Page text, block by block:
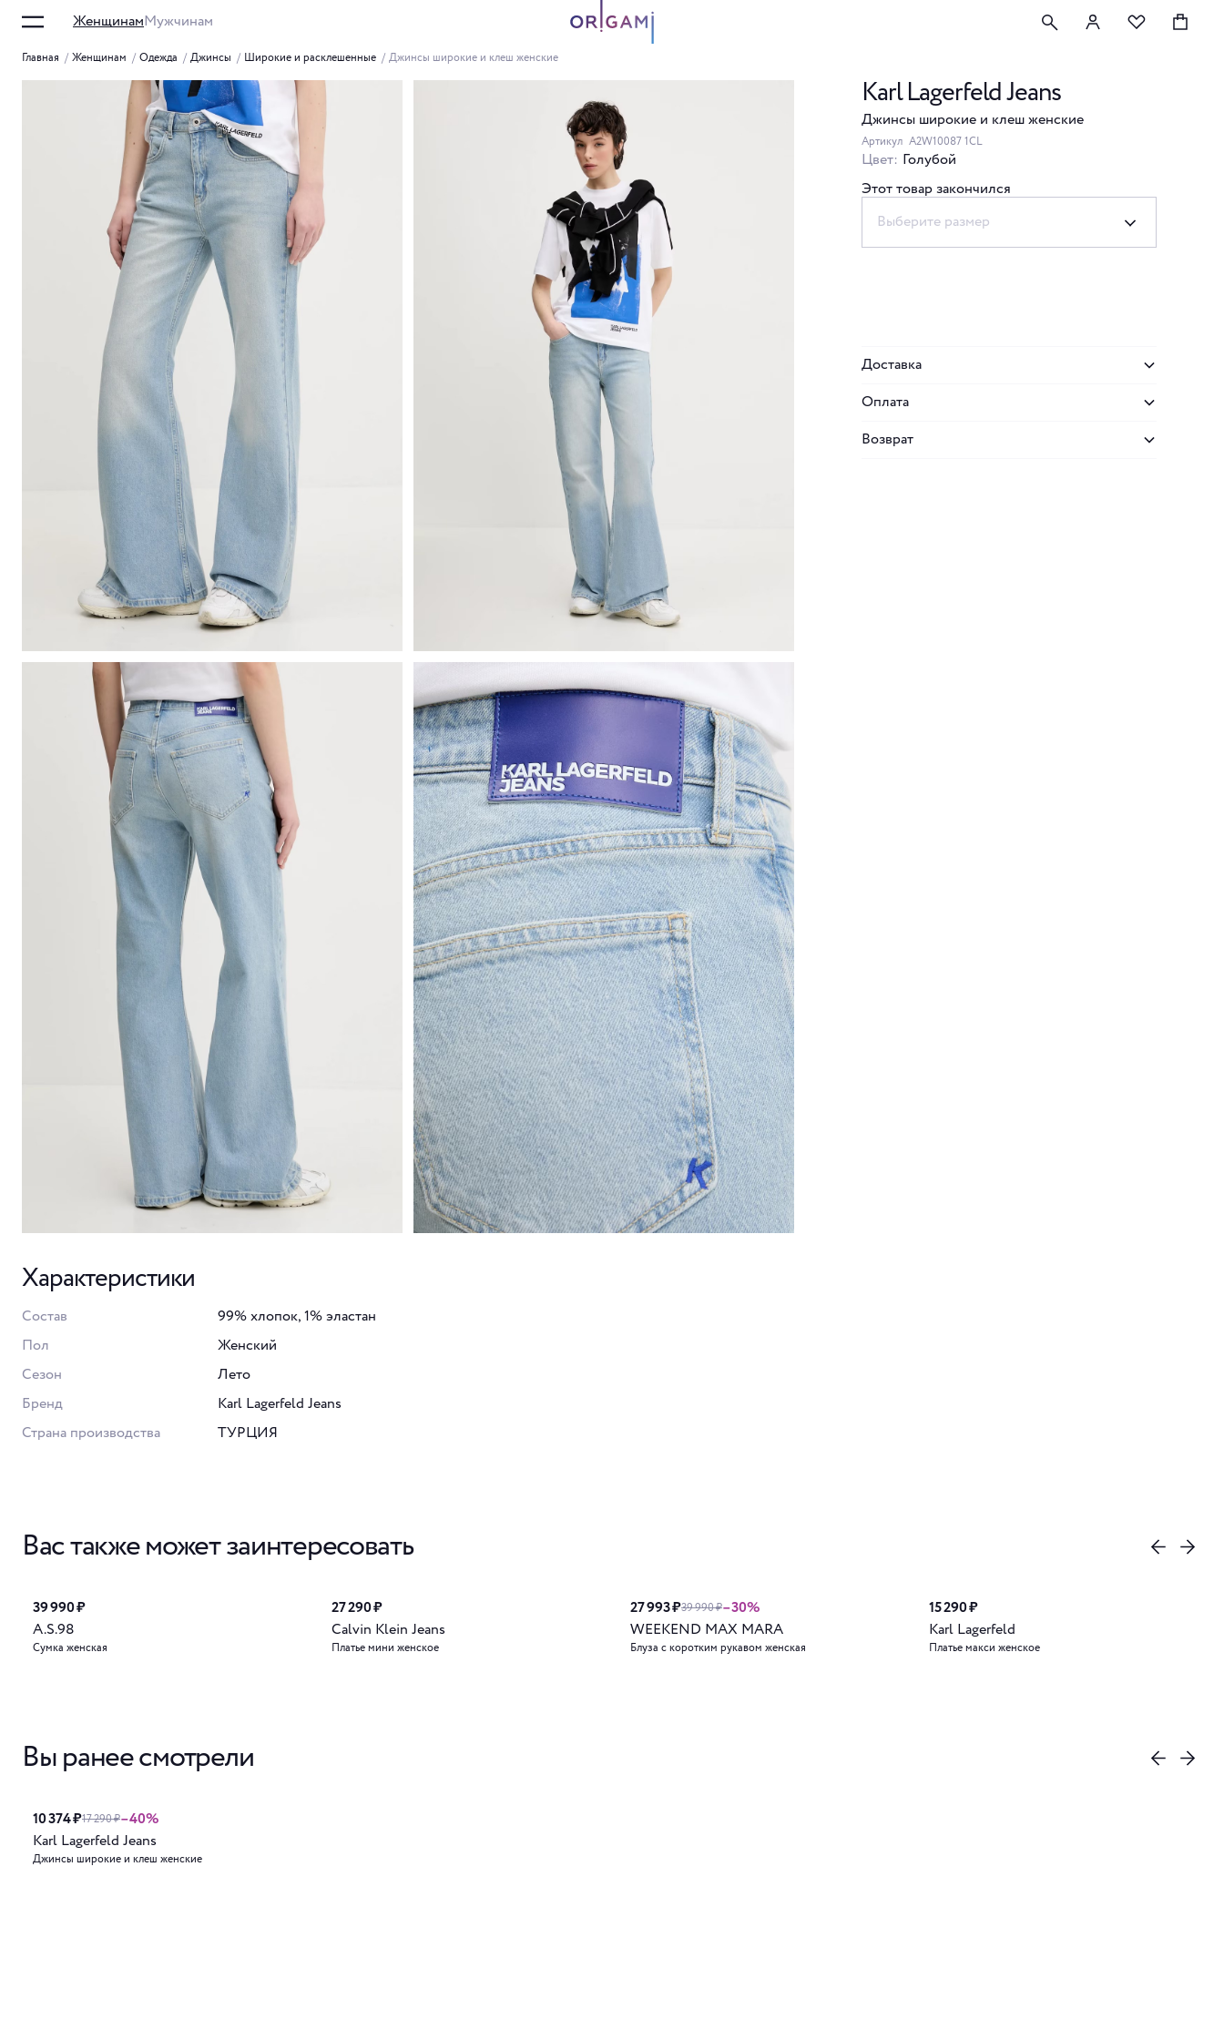
ЖенщинамМужчинам
Главная / Женщинам / Одежда / Джинсы / Широкие и расклешенные / Джинсы широкие и клеш женские
Karl Lagerfeld Jeans
Джинсы широкие и клеш женские
Артикул A2W10087 1CL
Цвет: Голубой
Этот товар закончился
Выберите размер
Доставка
Оплата
Возврат
Характеристики
Состав
99% хлопок, 1% эластан
Пол
Женский
Сезон
Лето
Бренд
Karl Lagerfeld Jeans
Страна производства
ТУРЦИЯ
Вас также может заинтересовать
39 990 ₽
A.S.98
Сумка женская
27 290 ₽
Calvin Klein Jeans
Платье мини женское
27 993 ₽39 990 ₽–30%
WEEKEND MAX MARA
Блуза с коротким рукавом женская
15 290 ₽
Karl Lagerfeld
Платье макси женское
Вы ранее смотрели
10 374 ₽17 290 ₽–40%
Karl Lagerfeld Jeans
Джинсы широкие и клеш женские